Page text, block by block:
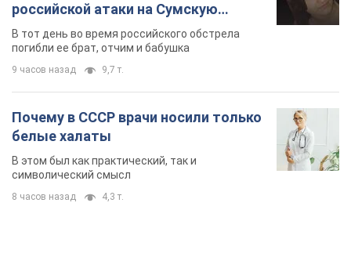
российской атаки на Сумскую
область. Фото
В тот день во время российского обстрела
погибли ее брат, отчим и бабушка
9 часов назад 9,7 т.
Почему в СССР врачи носили только
белые халаты
В этом был как практический, так и
символический смысл
8 часов назад 4,3 т.